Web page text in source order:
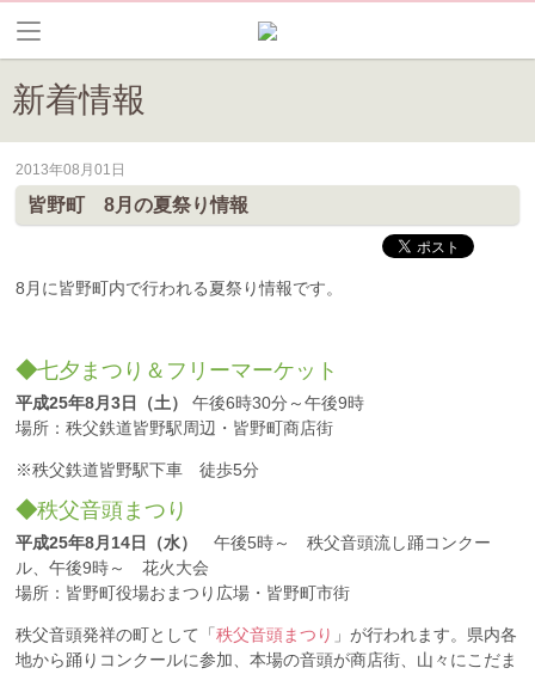
新着情報
皆野町のイベントやお祭り、花情報等の最新情報や観光協会会員情報
2013年08月01日
皆野町 8月の夏祭り情報
8月に皆野町内で行われる夏祭り情報です。
◆七夕まつり＆フリーマーケット
平成25年8月3日（土）
午後6時30分～午後9時
場所：秩父鉄道皆野駅周辺・皆野町商店街
※秩父鉄道皆野駅下車 徒歩5分
◆秩父音頭まつり
平成25年8月14日（水）
午後5時～ 秩父音頭流し踊コンクー
ル、午後9時～ 花火大会
場所：皆野町役場おまつり広場・皆野町市街
秩父音頭発祥の町として「秩父音頭まつり 」が行われます。県内各
地から踊りコンクールに参加、本場の音頭が商店街、山々にこだま